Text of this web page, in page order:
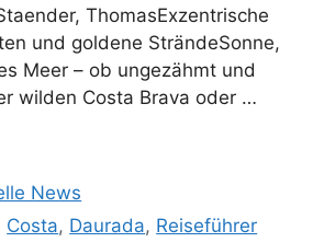
ThomasExzentrische
und goldene SträndeSonne,
Meer – ob ungezähmt und
wilden Costa Brava oder …
News
Costa, Daurada, Reiseführer